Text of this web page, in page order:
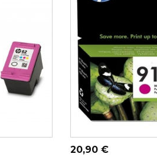
CARRINHO
Preço
20,90 €